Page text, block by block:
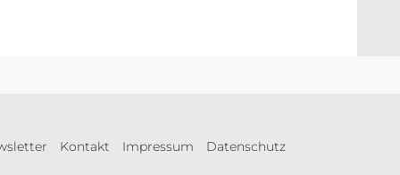
Kontakt Impressum Datenschutz